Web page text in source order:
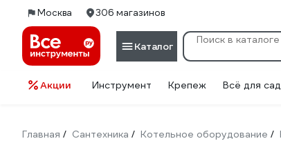
Москва 306 магазинов
Каталог
Акции Инструмент Крепеж Всё для
Главная / Сантехника / Котельное оборудование /